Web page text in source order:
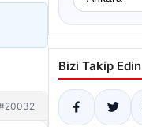
Bizi Takip Edin